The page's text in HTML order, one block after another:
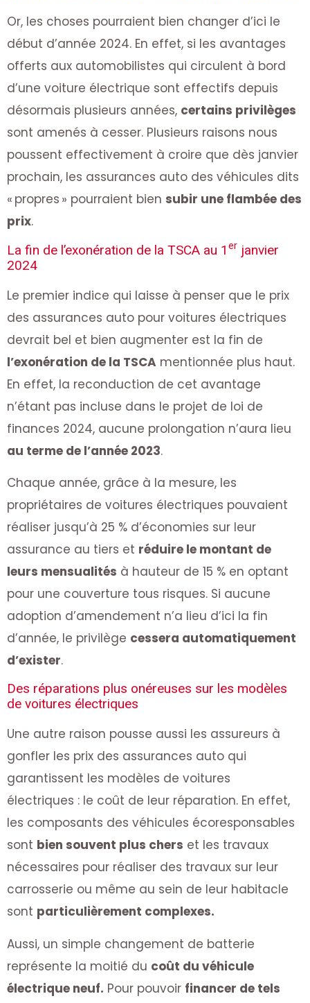
Or, les choses pourraient bien changer d’ici le
début d’année 2024. En effet, si les avantages
offerts aux automobilistes qui circulent à bord
d’une voiture électrique sont effectifs depuis
désormais plusieurs années, certains privilèges
sont amenés à cesser. Plusieurs raisons nous
poussent effectivement à croire que dès janvier
prochain, les assurances auto des véhicules dits
« propres » pourraient bien subir une flambée des
prix.
La fin de l’exonération de la TSCA au 1 er janvier
2024
Le premier indice qui laisse à penser que le prix
des assurances auto pour voitures électriques
devrait bel et bien augmenter est la fin de
l’exonération de la TSCA mentionnée plus haut.
En effet, la reconduction de cet avantage
n’étant pas incluse dans le projet de loi de
finances 2024, aucune prolongation n’aura lieu
au terme de l’année 2023.
Chaque année, grâce à la mesure, les
propriétaires de voitures électriques pouvaient
réaliser jusqu’à 25 % d’économies sur leur
assurance au tiers et réduire le montant de
leurs mensualités à hauteur de 15 % en optant
pour une couverture tous risques. Si aucune
adoption d’amendement n’a lieu d’ici la fin
d’année, le privilège cessera automatiquement
d’exister.
Des réparations plus onéreuses sur les modèles
de voitures électriques
Une autre raison pousse aussi les assureurs à
gonfler les prix des assurances auto qui
garantissent les modèles de voitures
électriques : le coût de leur réparation. En effet,
les composants des véhicules écoresponsables
sont bien souvent plus chers et les travaux
nécessaires pour réaliser des travaux sur leur
carrosserie ou même au sein de leur habitacle
sont particulièrement complexes.
Aussi, un simple changement de batterie
représente la moitié du coût du véhicule
électrique neuf. Pour pouvoir financer de tels